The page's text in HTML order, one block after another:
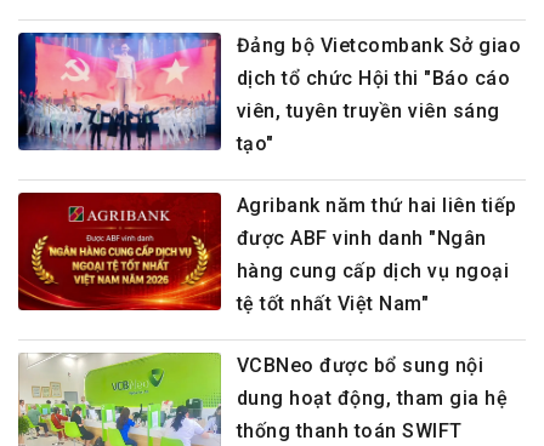
Đảng bộ Vietcombank Sở giao
dịch tổ chức Hội thi "Báo cáo
viên, tuyên truyền viên sáng
tạo"
Agribank năm thứ hai liên tiếp
được ABF vinh danh "Ngân
hàng cung cấp dịch vụ ngoại
tệ tốt nhất Việt Nam"
VCBNeo được bổ sung nội
dung hoạt động, tham gia hệ
thống thanh toán SWIFT